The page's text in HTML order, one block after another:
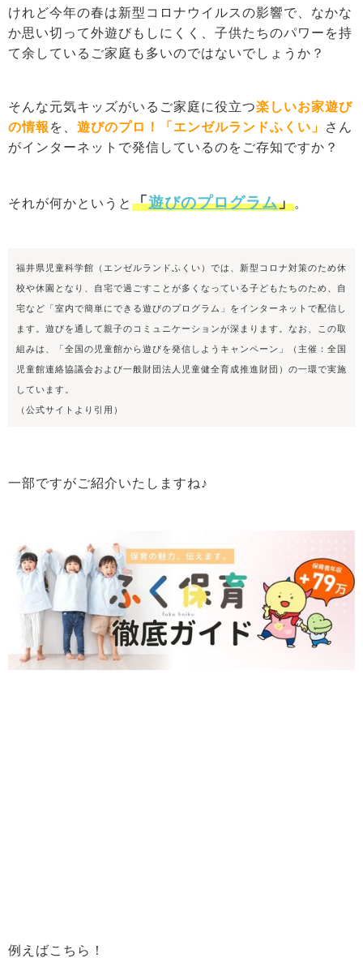
けれど今年の春は新型コロナウイルスの影響で、なかな
か思い切って外遊びもしにくく、子供たちのパワーを持
て余しているご家庭も多いのではないでしょうか？
そんな元気キッズがいるご家庭に役立つ楽しいお家遊び
の情報 を、 遊びのプロ！「エンゼルランドふくい」
さん
がインターネットで発信しているのをご存知ですか？
それが何かというと 「遊びのプログラム」。
福井県児童科学館（エンゼルランドふくい）では、新型コロナ対策のため休
校や休園となり、自宅で過ごすことが多くなっている子どもたちのため、自
宅など「室内で簡単にできる遊びのプログラム」をインターネットで配信し
ます。遊びを通して親子のコミュニケーションが深まります。なお、この取
組みは、「全国の児童館から遊びを発信しようキャンペーン」（主催：全国
児童館連絡協議会および一般財団法人児童健全育成推進財団）の一環で実施
しています。
（公式サイトより引用）
一部ですがご紹介いたしますね♪
例えばこちら！